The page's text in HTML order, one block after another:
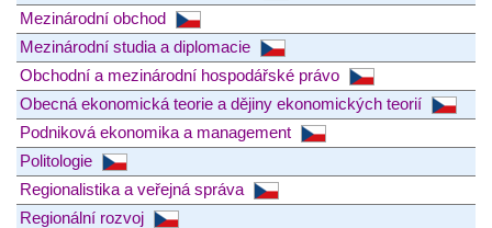
Mezinárodní obchod
Mezinárodní studia a diplomacie
Obchodní a mezinárodní hospodářské právo
Obecná ekonomická teorie a dějiny ekonomických teorií
Podniková ekonomika a management
Politologie
Regionalistika a veřejná správa
Regionální rozvoj